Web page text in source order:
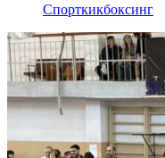
Спорткикбоксинг